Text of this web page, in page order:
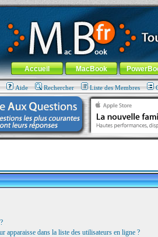
fr.com : 100% Apple... 100% nomade !
contenu-Aller au menu général-Aller
Menu général
Accueil MacBook
Aide Rechercher Liste des Membres
dans la liste des utilisateurs en ligne ?